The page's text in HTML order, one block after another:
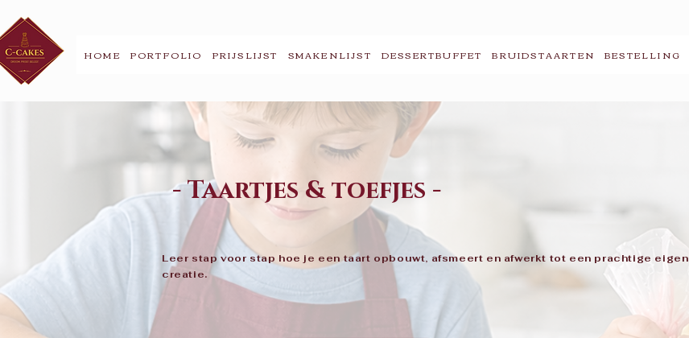
HOME PORTFOLIO PRIJSLIJST SMAKENLIJST DESSERTBUFFET BRUIDSTAARTEN BESTELLING
- Taartjes & toefjes -
Leer stap voor stap hoe je een taart opbouwt, afsmeert en afwerkt tot een prachtige eigen
creatie.